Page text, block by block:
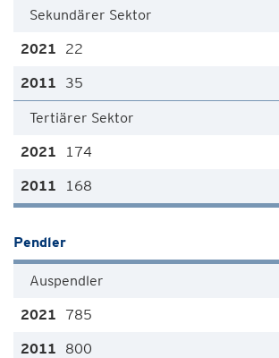
Sekundärer Sektor
22
35
Tertiärer Sektor
174
168
Pendler
Auspendler
785
800